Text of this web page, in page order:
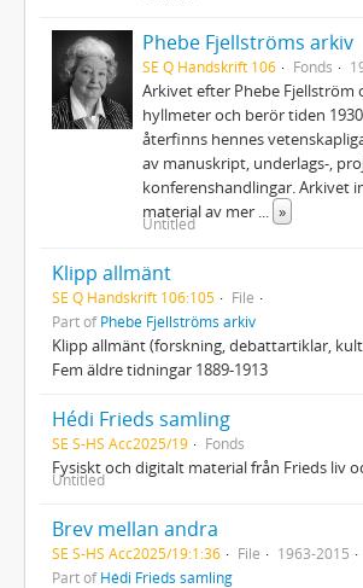
Phebe Fjellströms arkiv
SE Q Handskrift 106 Fonds
Arkivet efter Phebe Fjellström
hyllmeter och berör tiden
återfinns hennes
av manuskript, underlags‐,
konferenshandlingar. Arkivet
material av mer
»
Untitled
Klipp allmänt
SE Q Handskrift 106:105
File
Part ofPhebe Fjellströms arkiv
Klipp allmänt (forskning, debattartiklar,
Fem äldre tidningar 1889-1913
Hédi Frieds samling
SE S-HS Acc2025/19 Fonds
Fysiskt och digitalt material från Frieds liv
Untitled
Brev mellan andra
SE S-HS Acc2025/19:1:36 File
1963-2015
Part ofHédi Frieds samling